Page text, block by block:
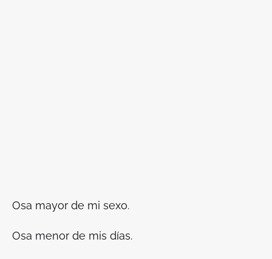
Osa mayor de mi sexo.
Osa menor de mis días.